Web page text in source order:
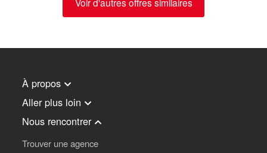
À propos
Aller plus loin
Nous rencontrer
Trouver une agence